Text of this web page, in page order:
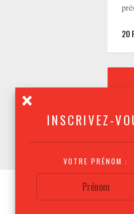
INSCRIVEZ-
VOTRE PRÉNOM :
20